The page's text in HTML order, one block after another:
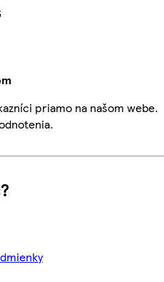
priamo na našom webe.